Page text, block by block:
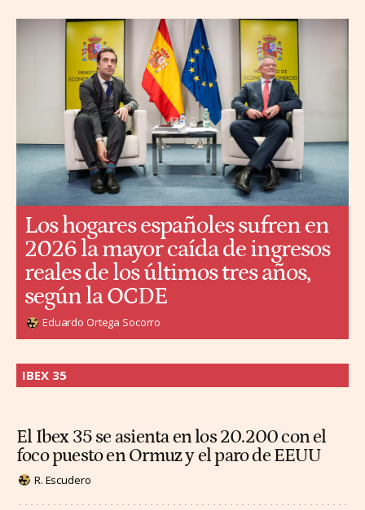
Los hogares españoles sufren en
2026 la mayor caída de ingresos
reales de los últimos tres años,
según la OCDE
Eduardo Ortega Socorro
IBEX 35
El Ibex 35 se asienta en los 20.200 con el
foco puesto en Ormuz y el paro de EEUU
R. Escudero